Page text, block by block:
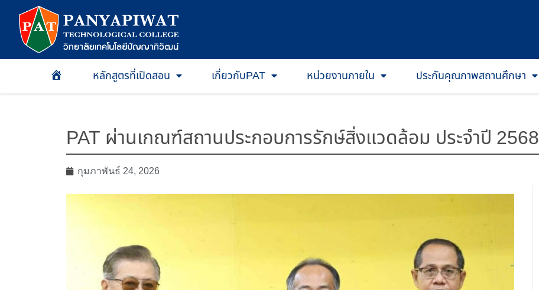
หน้าเเรก
หลักสูตรที่เปิดสอน เกี่ยวกับPAT หน่วยงานภายใน ประกันคุณภาพสถานศึกษา
PAT ผ่านเกณฑ์สถานประกอบการรักษ์สิ่งแวดล้อม ประจำปี 2568
กุมภาพันธ์ 24, 2026